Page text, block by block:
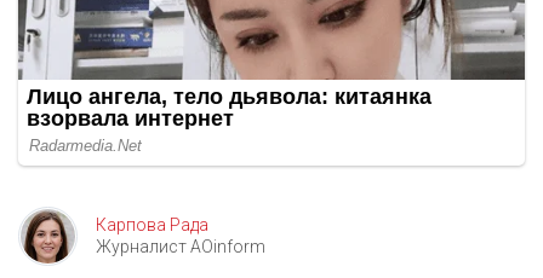
Карпова Рада
Журналист AOinform